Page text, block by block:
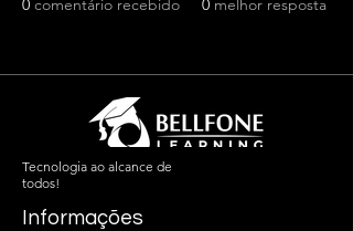
0 comentário recebido 0 melhor resposta
Tecnologia ao alcance de
todos!
Informações